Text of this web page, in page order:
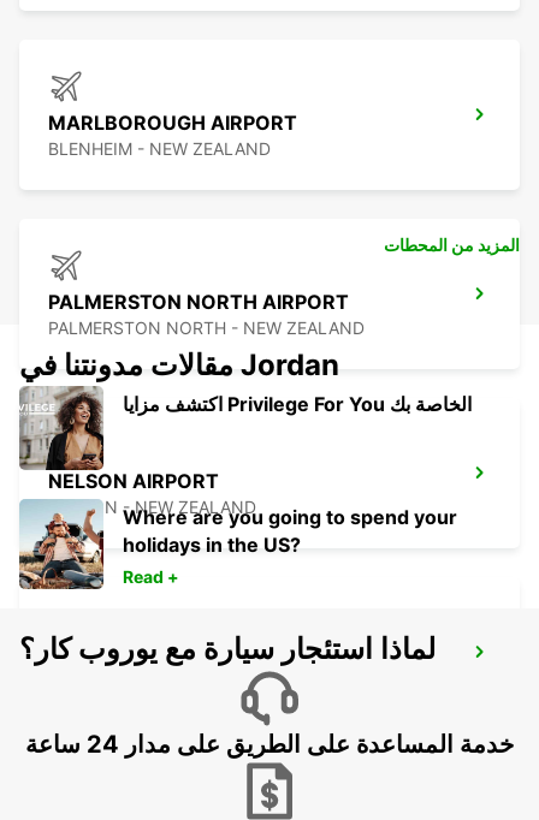
MARLBOROUGH AIRPORT
BLENHEIM - NEW ZEALAND
PALMERSTON NORTH AIRPORT
PALMERSTON NORTH - NEW ZEALAND
NELSON AIRPORT
NELSON - NEW ZEALAND
NAPIER AIRPORT
NAPIER - NEW ZEALAND
المزيد من المحطات
مقالات مدونتنا في Jordan
اكتشف مزايا Privilege For You الخاصة بك
Where are you going to spend your
holidays in the US?
Read +
لماذا استئجار سيارة مع يوروب كار؟
خدمة المساعدة على الطريق على مدار 24 ساعة